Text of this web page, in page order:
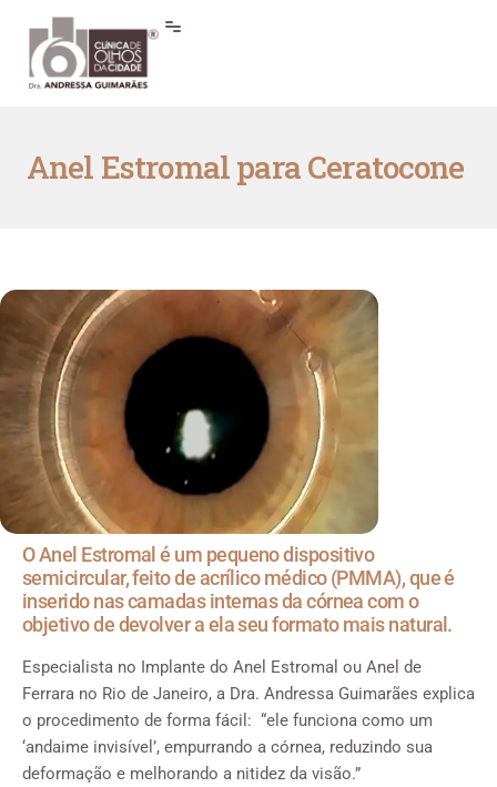
Anel Estromal para Ceratocone
O Anel Estromal é um pequeno dispositivo
semicircular, feito de acrílico médico (PMMA), que é
inserido nas camadas internas da córnea com o
objetivo de devolver a ela seu formato mais natural.
Especialista no Implante do Anel Estromal ou Anel de
Ferrara no Rio de Janeiro, a Dra. Andressa Guimarães explica
o procedimento de forma fácil: “ele funciona como um
‘andaime invisível’, empurrando a córnea, reduzindo sua
deformação e melhorando a nitidez da visão.”